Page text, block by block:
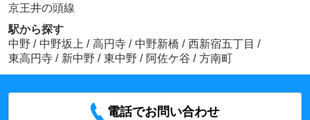
京王井の頭線
駅から探す
中野 / 中野坂上 / 高円寺 / 中野新橋 / 西新宿五丁目 /
東高円寺 / 新中野 / 東中野 / 阿佐ケ谷 / 方南町
電話でお問い合わせ